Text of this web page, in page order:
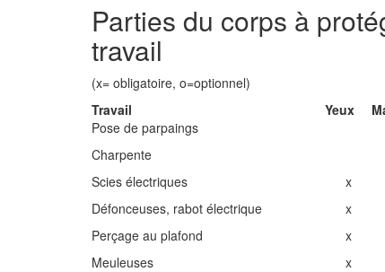
Parties du corps à
travail
(x= obligatoire, o=optionnel)
Travail
Yeux
Pose de parpaings
Charpente
Scies électriques
x
Défonceuses, rabot électrique
x
Perçage au plafond
x
Meuleuses
x